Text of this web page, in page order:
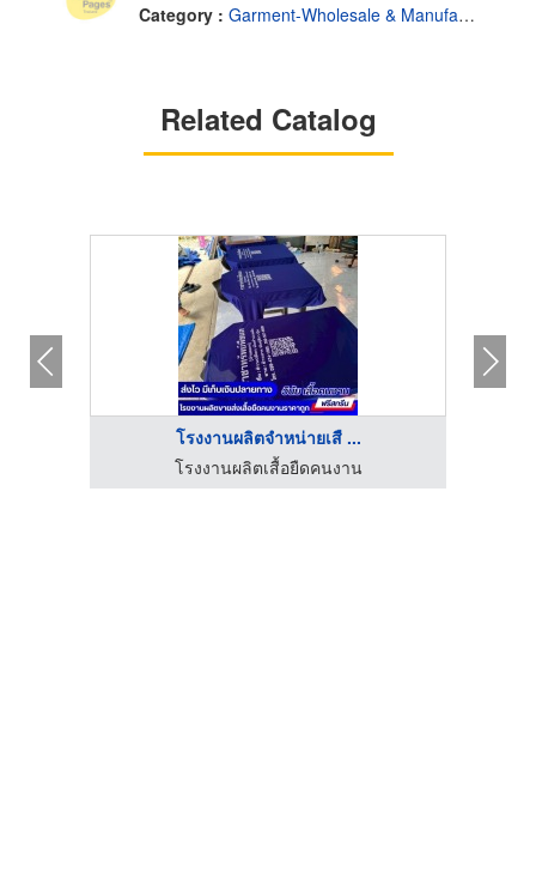
Category : Garment-Wholesale & Manufacturers
Related Catalog
โรงงานผลิตจำหน่ายเสื ...
โรงงานผลิตเสื้อยืดคนงาน